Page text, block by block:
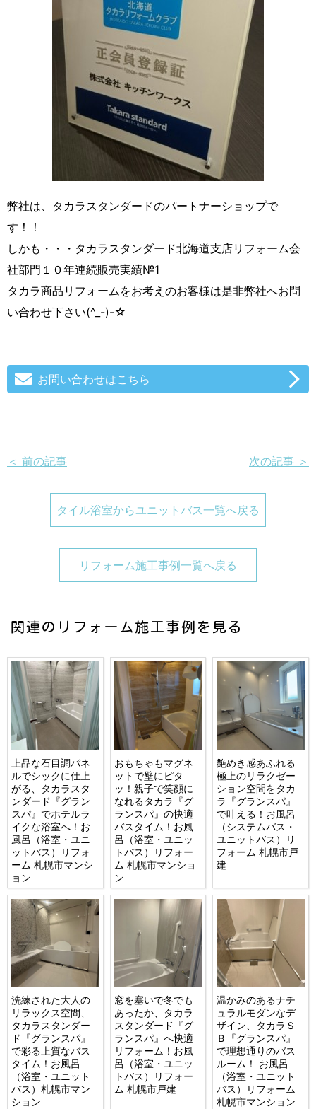
弊社は、タカラスタンダードのパートナーショップで
す！！
しかも・・・タカラスタンダード北海道支店リフォーム会
社部門１０年連続販売実績№1
タカラ商品リフォームをお考えのお客様は是非弊社へお問
い合わせ下さい(^_-)-☆
お問い合わせはこちら
＜ 前の記事 次の記事 ＞
タイル浴室からユニットバス一覧へ戻る
リフォーム施工事例一覧へ戻る
関連のリフォーム施工事例を見る
上品な石目調パネ
ルでシックに仕上
がる、タカラスタ
ンダード『グラン
スパ』でホテルラ
イクな浴室へ！お
風呂（浴室・ユニ
ットバス）リフォ
ーム 札幌市マンシ
ョン
おもちゃもマグネ
ットで壁にピタ
ッ！親子で笑顔に
なれるタカラ『グ
ランスパ』の快適
バスタイム！お風
呂（浴室・ユニッ
トバス）リフォー
ム 札幌市マンショ
ン
艶めき感あふれる
極上のリラクゼー
ション空間をタカ
ラ『グランスパ』
で叶える！お風呂
（システムバス・
ユニットバス）リ
フォーム 札幌市戸
建
洗練された大人の
リラックス空間、
タカラスタンダー
ド『グランスパ』
で彩る上質なバス
タイム！お風呂
（浴室・ユニット
バス）札幌市マン
ション
窓を塞いで冬でも
あったか、タカラ
スタンダード『グ
ランスパ』へ快適
リフォーム！お風
呂（浴室・ユニッ
トバス）リフォー
ム 札幌市戸建
温かみのあるナチ
ュラルモダンなデ
ザイン、タカラＳ
Ｂ『グランスパ』
で理想通りのバス
ルーム！ お風呂
（浴室・ユニット
バス）リフォーム
札幌市マンション